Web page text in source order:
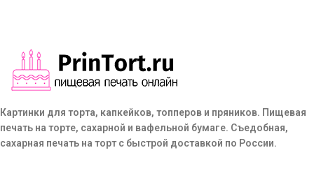
Картинки для торта, капкейков, топперов и пряников. Пищевая
печать на торте, сахарной и вафельной бумаге. Съедобная,
сахарная печать на торт с быстрой доставкой по России.